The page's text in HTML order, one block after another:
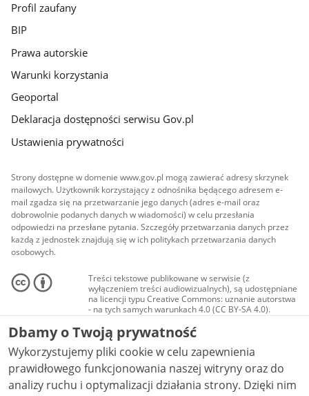
Profil zaufany
BIP
Prawa autorskie
Warunki korzystania
Geoportal
Deklaracja dostępności serwisu Gov.pl
Ustawienia prywatności
Strony dostępne w domenie www.gov.pl mogą zawierać adresy skrzynek
mailowych. Użytkownik korzystający z odnośnika będącego adresem e-
mail zgadza się na przetwarzanie jego danych (adres e-mail oraz
dobrowolnie podanych danych w wiadomości) w celu przesłania
odpowiedzi na przesłane pytania. Szczegóły przetwarzania danych przez
każdą z jednostek znajdują się w ich politykach przetwarzania danych
osobowych.
Treści tekstowe publikowane w serwisie (z
wyłączeniem treści audiowizualnych), są udostępniane
na licencji typu Creative Commons: uznanie autorstwa
- na tych samych warunkach 4.0 (CC BY-SA 4.0).
Materiały audiowizualne, w tym zdjęcia, materiały
audio i wideo, są udostępniane na licencji typu
Creative Commons: uznanie autorstwa użycie
niekomercyjne - bez utworów zależnych 4.0 (CC BY-
NC-ND 4.0), o ile nie jest to stwierdzone inaczej.
Dbamy o Twoją prywatność
Wykorzystujemy pliki cookie w celu zapewnienia
prawidłowego funkcjonowania naszej witryny oraz do
analizy ruchu i optymalizacji działania strony. Dzięki nim